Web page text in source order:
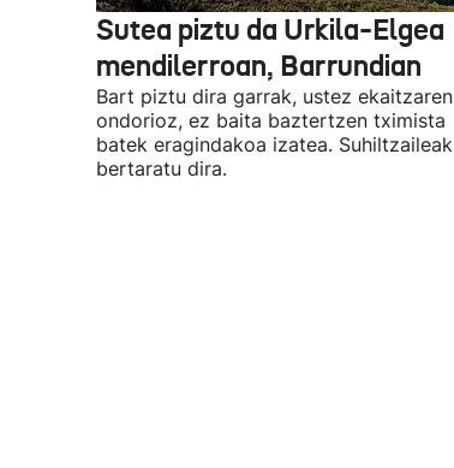
Sutea piztu da Urkila-Elgea
mendilerroan, Barrundian
Bart piztu dira garrak, ustez ekaitzaren
ondorioz, ez baita baztertzen tximista
batek eragindakoa izatea. Suhiltzaileak
bertaratu dira.